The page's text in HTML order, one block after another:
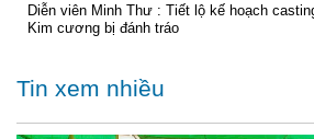
Diễn viên Minh Thư : Tiết lộ kế hoạch
Kim cương bị đánh tráo
Tin xem nhiều